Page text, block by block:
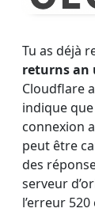
Tu as déjà
returns an
Cloudflare
indique
connexion
peut être
des
serveur
l’erreur